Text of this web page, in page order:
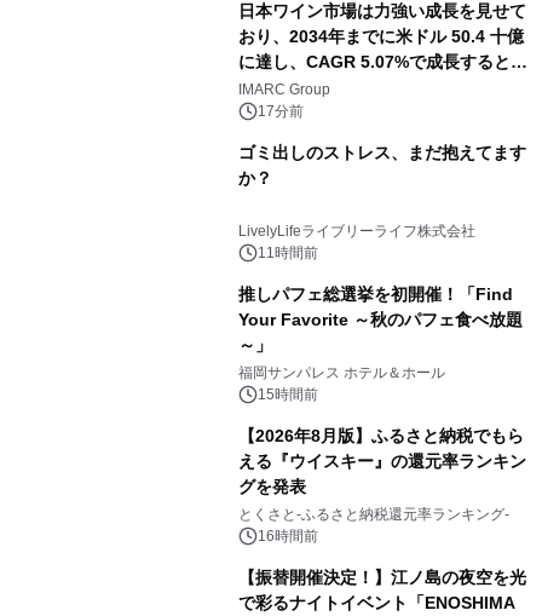
日本ワイン市場は力強い成長を見せて
おり、2034年までに米ドル 50.4 十億
に達し、CAGR 5.07%で成長すると予
測
IMARC Group
17分前
ゴミ出しのストレス、まだ抱えてます
か？
LivelyLifeライブリーライフ株式会社
11時間前
推しパフェ総選挙を初開催！「Find
Your Favorite ～秋のパフェ食べ放題
～」
福岡サンパレス ホテル＆ホール
15時間前
【2026年8月版】ふるさと納税でもら
える『ウイスキー』の還元率ランキン
グを発表
とくさと-ふるさと納税還元率ランキング-
16時間前
【振替開催決定！】江ノ島の夜空を光
で彩るナイトイベント「ENOSHIMA